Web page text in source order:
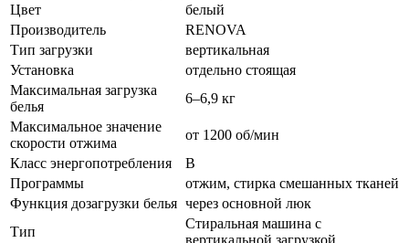
Цвет
белый
Производитель
RENOVA
Тип загрузки
вертикальная
Установка
отдельно стоящая
Максимальная загрузка
белья
6–6,9 кг
Максимальное значение
скорости отжима
от 1200 об/мин
Класс энергопотребления
B
Программы
отжим, стирка смешанных тканей
Функция дозагрузки белья через основной люк
Тип
Стиральная машина с
вертикальной загрузкой